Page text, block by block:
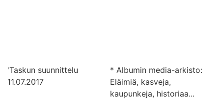
'Taskun suunnittelu
11.07.2017
* Albumin media-arkisto:
Eläimiä, kasveja,
kaupunkeja, historiaa...